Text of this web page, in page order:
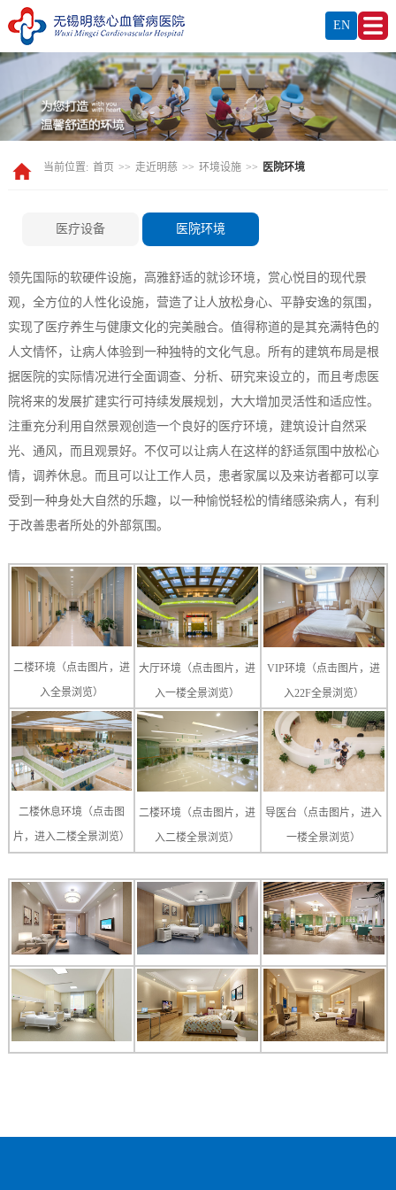
EN
当前位置: 首页 >> 走近明慈 >> 环境设施 >> 医院环境
医疗设备 医院环境
领先国际的软硬件设施，高雅舒适的就诊环境，赏心悦目的现代景
观，全方位的人性化设施，营造了让人放松身心、平静安逸的氛围，
实现了医疗养生与健康文化的完美融合。值得称道的是其充满特色的
人文情怀，让病人体验到一种独特的文化气息。所有的建筑布局是根
据医院的实际情况进行全面调查、分析、研究来设立的，而且考虑医
院将来的发展扩建实行可持续发展规划，大大增加灵活性和适应性。
注重充分利用自然景观创造一个良好的医疗环境，建筑设计自然采
光、通风，而且观景好。不仅可以让病人在这样的舒适氛围中放松心
情，调养休息。而且可以让工作人员，患者家属以及来访者都可以享
受到一种身处大自然的乐趣，以一种愉悦轻松的情绪感染病人，有利
于改善患者所处的外部氛围。
二楼环境（点击图片，进
入全景浏览）
大厅环境（点击图片，进
入一楼全景浏览）
VIP环境（点击图片，进
入22F全景浏览）
二楼休息环境（点击图
片，进入二楼全景浏览）
二楼环境（点击图片，进
入二楼全景浏览）
导医台（点击图片，进入
一楼全景浏览）